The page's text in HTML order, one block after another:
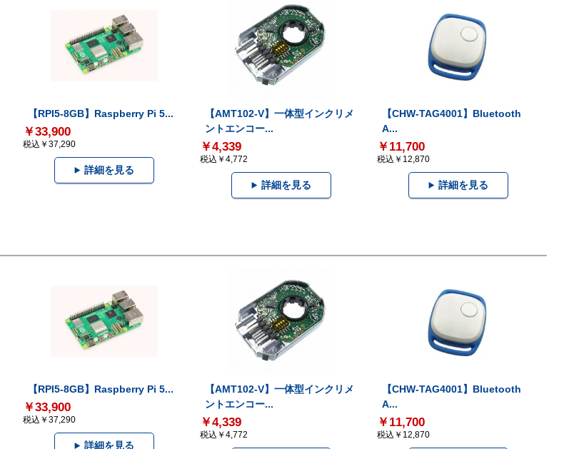
【RPI5-8GB】Raspberry Pi 5...
￥33,900
税込￥37,290
詳細を見る
【AMT102-V】一体型インクリメ
ントエンコー...
￥4,339
税込￥4,772
詳細を見る
【CHW-TAG4001】Bluetooth
A...
￥11,700
税込￥12,870
詳細を見る
【RPI5-8GB】Raspberry Pi 5...
￥33,900
税込￥37,290
詳細を見る
【AMT102-V】一体型インクリメ
ントエンコー...
￥4,339
税込￥4,772
【CHW-TAG4001】Bluetooth
A...
￥11,700
税込￥12,870